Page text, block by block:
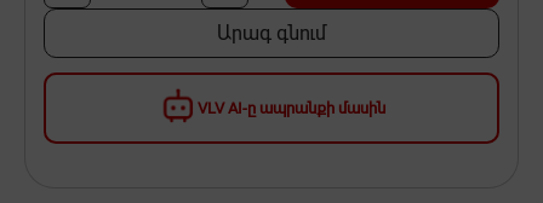
VLV AI-ը ապրանքի մասին
Արագ գնում